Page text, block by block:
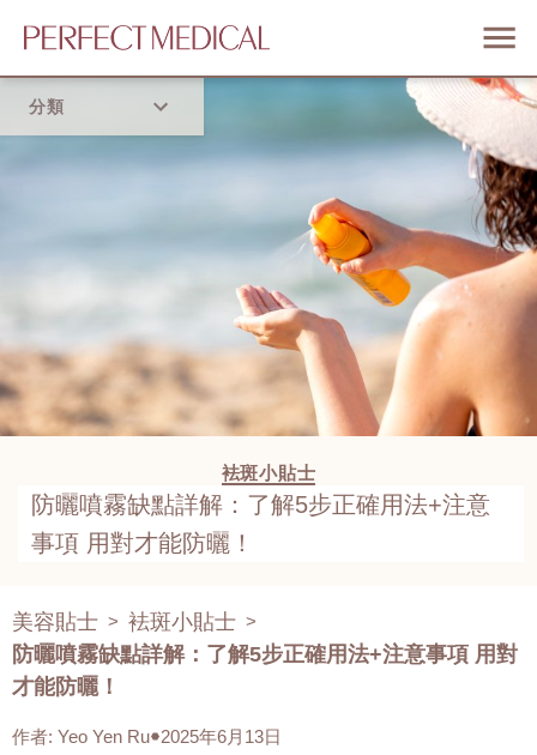
分類
袪斑小貼士
防曬噴霧缺點詳解：了解5步正確用法+注意
事項 用對才能防曬！
美容貼士 > 袪斑小貼士 >
防曬噴霧缺點詳解：了解5步正確用法+注意事項 用對
才能防曬！
作者: Yeo Yen Ru 2025年6月13日